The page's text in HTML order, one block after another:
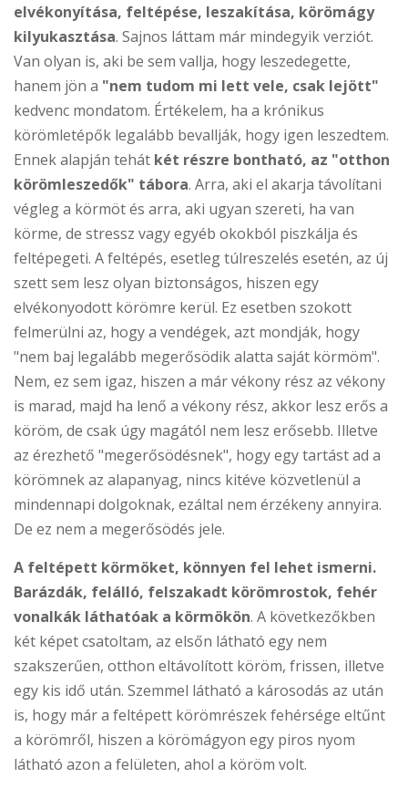
elvékonyítása, feltépése, leszakítása, körömágy
kilyukasztása. Sajnos láttam már mindegyik verziót.
Van olyan is, aki be sem vallja, hogy leszedegette,
hanem jön a "nem tudom mi lett vele, csak lejött"
kedvenc mondatom. Értékelem, ha a krónikus
körömletépők legalább bevallják, hogy igen leszedtem.
Ennek alapján tehát két részre bontható, az "otthon
körömleszedők" tábora. Arra, aki el akarja távolítani
végleg a körmöt és arra, aki ugyan szereti, ha van
körme, de stressz vagy egyéb okokból piszkálja és
feltépegeti. A feltépés, esetleg túlreszelés esetén, az új
szett sem lesz olyan biztonságos, hiszen egy
elvékonyodott körömre kerül. Ez esetben szokott
felmerülni az, hogy a vendégek, azt mondják, hogy
"nem baj legalább megerősödik alatta saját körmöm".
Nem, ez sem igaz, hiszen a már vékony rész az vékony
is marad, majd ha lenő a vékony rész, akkor lesz erős a
köröm, de csak úgy magától nem lesz erősebb. Illetve
az érezhető "megerősödésnek", hogy egy tartást ad a
körömnek az alapanyag, nincs kitéve közvetlenül a
mindennapi dolgoknak, ezáltal nem érzékeny annyira.
De ez nem a megerősödés jele.
A feltépett körmöket, könnyen fel lehet ismerni.
Barázdák, felálló, felszakadt körömrostok, fehér
vonalkák láthatóak a körmökön. A következőkben
két képet csatoltam, az elsőn látható egy nem
szakszerűen, otthon eltávolított köröm, frissen, illetve
egy kis idő után. Szemmel látható a károsodás az után
is, hogy már a feltépett körömrészek fehérsége eltűnt
a körömről, hiszen a körömágyon egy piros nyom
látható azon a felületen, ahol a köröm volt.